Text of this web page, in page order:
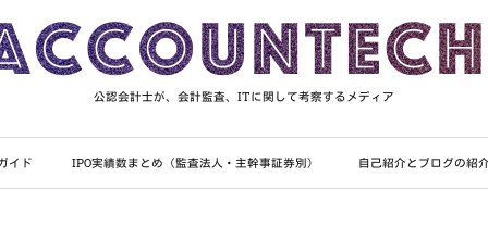
公認会計士が、会計監査、ITに関して考察するメディア
イド IPO実績数まとめ（監査法人・主幹事証券別） 自己紹介とブログの紹